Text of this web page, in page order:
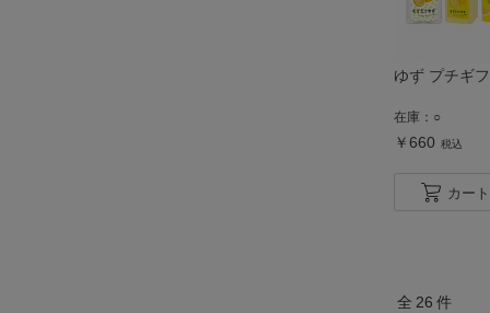
ゆず プチギ
在庫： ○
￥660 税込
カー
全 26 件